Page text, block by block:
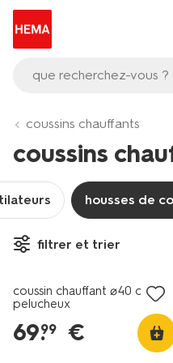
que recherchez-vous ?
coussins chauffants
coussins
housses de
filtrer et trier
coussin chauffant ⌀40 cm
pelucheux
69.
99 €